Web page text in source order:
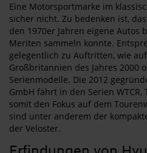
Eine Motorsportmarke im
sicher nicht. Zu bedenken ist,
den 1970er Jahren eigene
Meriten sammeln konnte.
gelegentlich zu Auftritten, wie
Großbritannien des Jahres 2000
Serienmodelle. Die 2012
GmbH fährt in den Serien WTCR,
somit den Fokus auf dem
sind unter anderem der
der Veloster.